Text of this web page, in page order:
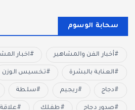
سحابة الوسوم
أخبار الفن والمشاهير اخبار
العناية بالبشرة تخسيس الوزن
دجاج ريجيم سلطة
صدور دجاج طفلك